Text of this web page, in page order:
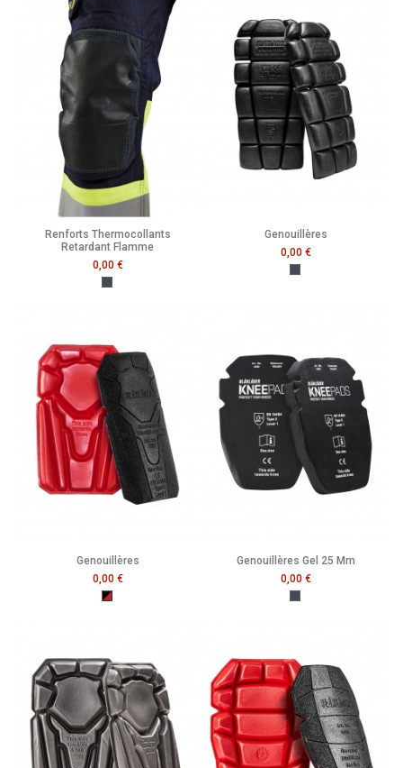
Renforts Thermocollants
Retardant Flamme
0,00 €
Noir
Genouillères
0,00 €
Noir
Genouillères
0,00 €
Noir/Rouge
Genouillères Gel 25 Mm
0,00 €
Noir